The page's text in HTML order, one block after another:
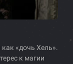
«дочь Хель».
к магии